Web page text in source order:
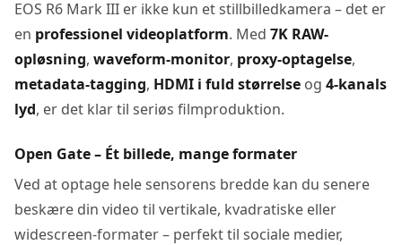
EOS R6 Mark III er ikke kun et stillbilledkamera – det er
en professionel videoplatform. Med 7K RAW-
opløsning, waveform-monitor, proxy-optagelse,
metadata-tagging, HDMI i fuld størrelse og 4-kanals
lyd, er det klar til seriøs filmproduktion.
Open Gate – Ét billede, mange formater
Ved at optage hele sensorens bredde kan du senere
beskære din video til vertikale, kvadratiske eller
widescreen-formater – perfekt til sociale medier,